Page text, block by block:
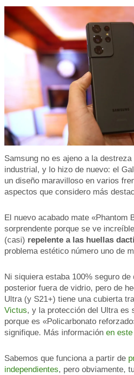
Samsung no es ajeno a la
industrial, y lo hizo de nuevo: el
un diseño maravilloso en varios
aspectos que considero más
El nuevo acabado mate «Phantom
sorprendente porque se ve
(casi) repelente a las huellas
problema estético número uno de
Ni siquiera estaba 100% seguro de
posterior fuera de vidrio, pero de
Ultra (y S21+) tiene una cubierta
Victus, y la protección del Ultra es
porque es «Policarbonato
signifique. Más información en
Sabemos que funciona a partir de
independientes, pero obviamente,